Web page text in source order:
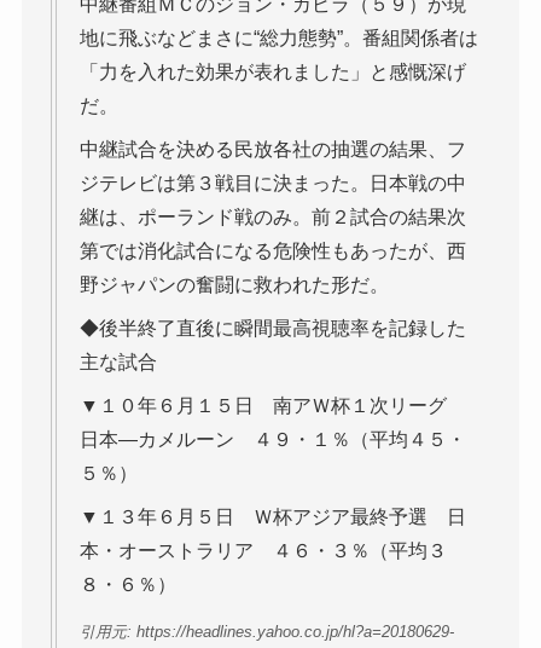
中継番組ＭＣのジョン・カビラ（５９）が現
地に飛ぶなどまさに“総力態勢”。番組関係者は
「力を入れた効果が表れました」と感慨深げ
だ。
中継試合を決める民放各社の抽選の結果、フ
ジテレビは第３戦目に決まった。日本戦の中
継は、ポーランド戦のみ。前２試合の結果次
第では消化試合になる危険性もあったが、西
野ジャパンの奮闘に救われた形だ。
◆後半終了直後に瞬間最高視聴率を記録した
主な試合
▼１０年６月１５日 南アＷ杯１次リーグ
日本―カメルーン ４９・１％（平均４５・
５％）
▼１３年６月５日 Ｗ杯アジア最終予選 日
本・オーストラリア ４６・３％（平均３
８・６％）
引用元: https://headlines.yahoo.co.jp/hl?a=20180629-